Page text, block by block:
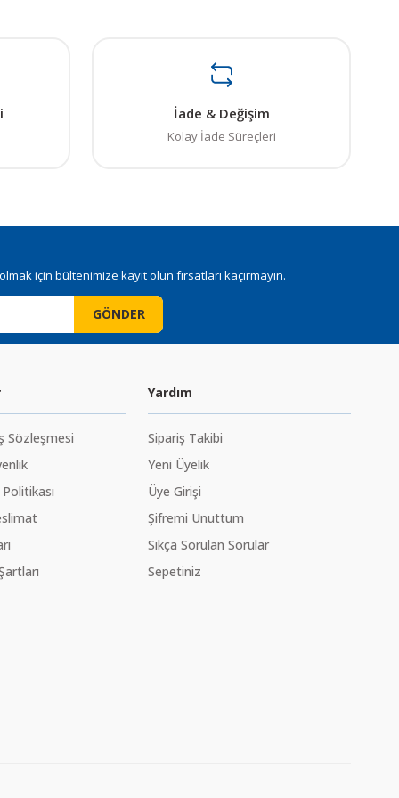
İade & Değişim
Kolay İade Süreçleri
için bültenimize kayıt olun fırsatları kaçırmayın.
GÖNDER
Sözleşmesi
Yardım
Sipariş Takibi
Yeni Üyelik
Üye Girişi
Şifremi Unuttum
Sıkça Sorulan Sorular
Sepetiniz